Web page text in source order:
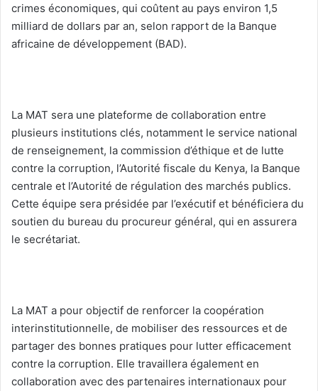
crimes économiques, qui coûtent au pays environ 1,5
milliard de dollars par an, selon rapport de la Banque
africaine de développement (BAD).
‎La MAT sera une plateforme de collaboration entre
plusieurs institutions clés, notamment le service national
de renseignement, la commission d’éthique et de lutte
contre la corruption, l’Autorité fiscale du Kenya, la Banque
centrale et l’Autorité de régulation des marchés publics.
Cette équipe sera présidée par l’exécutif et bénéficiera du
soutien du bureau du procureur général, qui en assurera
le secrétariat.
‎La MAT a pour objectif de renforcer la coopération
interinstitutionnelle, de mobiliser des ressources et de
partager des bonnes pratiques pour lutter efficacement
contre la corruption. Elle travaillera également en
collaboration avec des partenaires internationaux pour